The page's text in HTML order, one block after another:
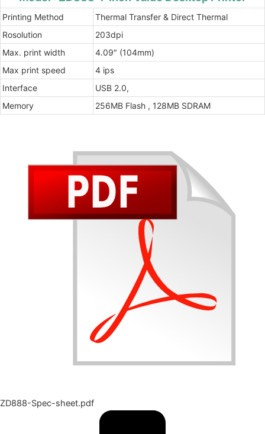
Printing Method
Thermal Transfer & Direct Thermal
Rosolution
203dpi
Max. print width
4.09″ (104mm)
Max print speed
4 ips
Interface
USB 2.0,
Memory
256MB Flash , 128MB SDRAM
ZD888-Spec-sheet.pdf